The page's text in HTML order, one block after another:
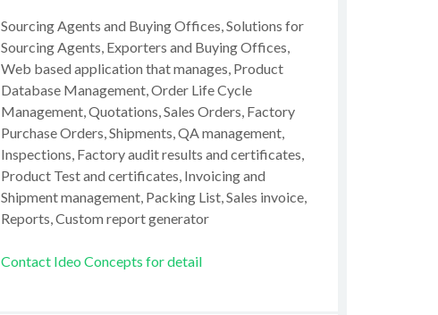
Sourcing Agents and Buying Offices, Solutions for
Sourcing Agents, Exporters and Buying Offices,
Web based application that manages, Product
Database Management, Order Life Cycle
Management, Quotations, Sales Orders, Factory
Purchase Orders, Shipments, QA management,
Inspections, Factory audit results and certificates,
Product Test and certificates, Invoicing and
Shipment management, Packing List, Sales invoice,
Reports, Custom report generator
Contact Ideo Concepts for detail